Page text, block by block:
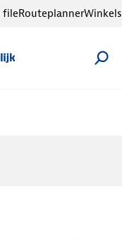
fileRouteplannerWinkels